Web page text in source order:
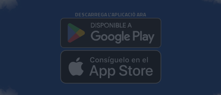
DESCARREGA L'APLICACIÓ ARA